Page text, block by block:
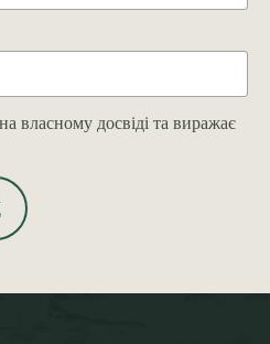
власному досвіді та виражає